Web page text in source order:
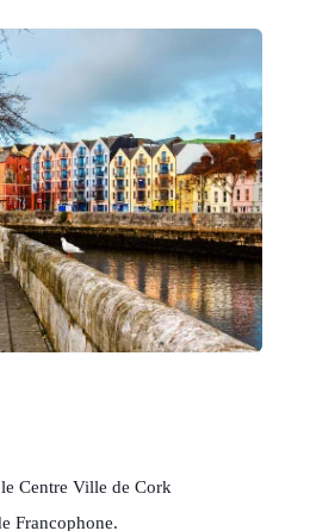
Centre Ville de Cork
Francophone.